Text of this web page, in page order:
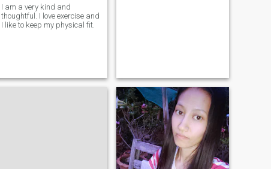
I am a very kind and
thoughtful. I love exercise and
I like to keep my physical fit.